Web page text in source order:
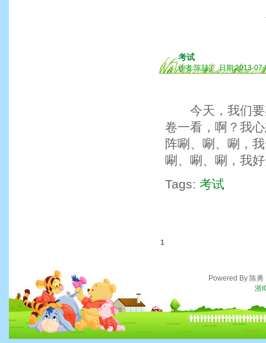
考试
作者:陈喆丫 日期:2013-
今天，我们要
卷一看，啊？我
阵唰、唰、唰，
唰、唰、唰，我
Tags: 考试
1
Powered By 陈
浙